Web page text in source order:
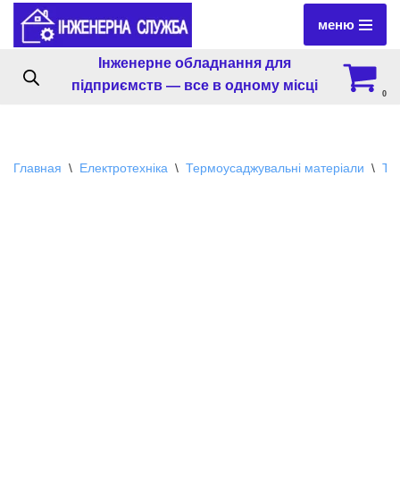
Перейти
содержимому
меню
Інженерне обладнання для
підприємств — все в одному місці
0
Главная \ Електротехніка \ Термоусаджувальні матеріали \